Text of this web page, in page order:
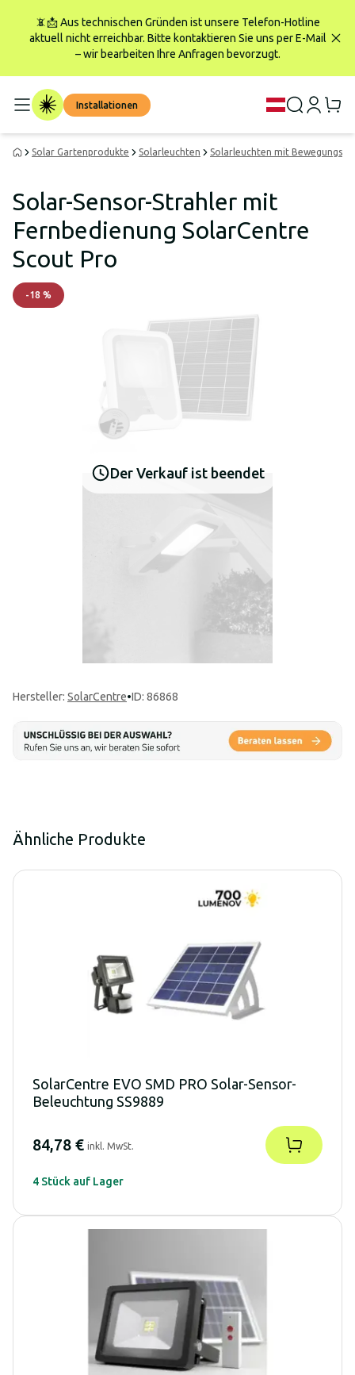
📵📩 Aus technischen Gründen ist unsere Telefon-Hotline
aktuell nicht erreichbar. Bitte kontaktieren Sie uns per E-Mail
– wir bearbeiten Ihre Anfragen bevorzugt.
Installationen
Solar Gartenprodukte Solarleuchten Solarleuchten mit
Solar-Sensor-Strahler mit
Fernbedienung SolarCentre
Scout Pro
-18 %
Der Verkauf ist beendet
Hersteller: SolarCentre•ID: 86868
Ähnliche Produkte
SolarCentre EVO SMD PRO Solar-Sensor-
Beleuchtung SS9889
84,78 € inkl. MwSt.
4 Stück auf Lager